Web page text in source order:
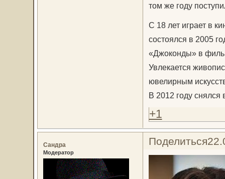
том же году
С 18 лет играет в
состоялся в 2005
«Джоконды» в
Увлекается
ювелирным
В 2012 году
+1
Поделиться
Сандра
Модератор